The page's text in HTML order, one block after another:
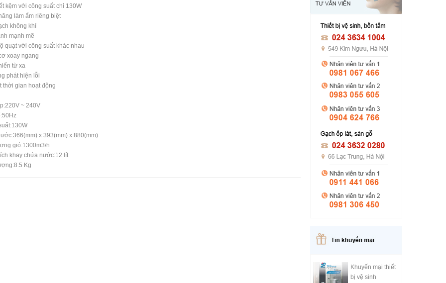
kệm với công suất chỉ 130W
làm ẩm riêng biệt
không khí
mạnh mẽ
quạt với công suất khác nhau
xoay ngang
từ xa
phát hiện lỗi
thời gian hoạt động
~ 240V
x 393(mm) x 880(mm)
gió:1300m3/h
khay chứa nước:12 lít
Kg
Khuyến mại thiết
bị vệ sinh